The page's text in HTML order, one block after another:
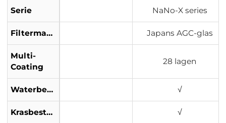
Serie NaNo-X series
Filtermateriaal Japans AGC-glas
Multi-
Coating
28 lagen
Waterbestendig √
Krasbestendig √